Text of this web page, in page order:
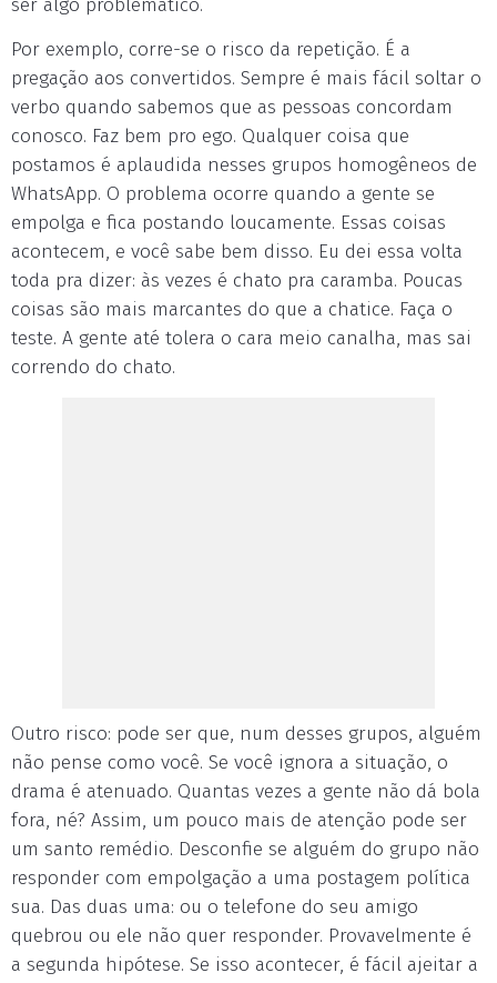
ser algo problemático.
Por exemplo, corre-se o risco da repetição. É a
pregação aos convertidos. Sempre é mais fácil soltar o
verbo quando sabemos que as pessoas concordam
conosco. Faz bem pro ego. Qualquer coisa que
postamos é aplaudida nesses grupos homogêneos de
WhatsApp. O problema ocorre quando a gente se
empolga e fica postando loucamente. Essas coisas
acontecem, e você sabe bem disso. Eu dei essa volta
toda pra dizer: às vezes é chato pra caramba. Poucas
coisas são mais marcantes do que a chatice. Faça o
teste. A gente até tolera o cara meio canalha, mas sai
correndo do chato.
Outro risco: pode ser que, num desses grupos, alguém
não pense como você. Se você ignora a situação, o
drama é atenuado. Quantas vezes a gente não dá bola
fora, né? Assim, um pouco mais de atenção pode ser
um santo remédio. Desconfie se alguém do grupo não
responder com empolgação a uma postagem política
sua. Das duas uma: ou o telefone do seu amigo
quebrou ou ele não quer responder. Provavelmente é
a segunda hipótese. Se isso acontecer, é fácil ajeitar a